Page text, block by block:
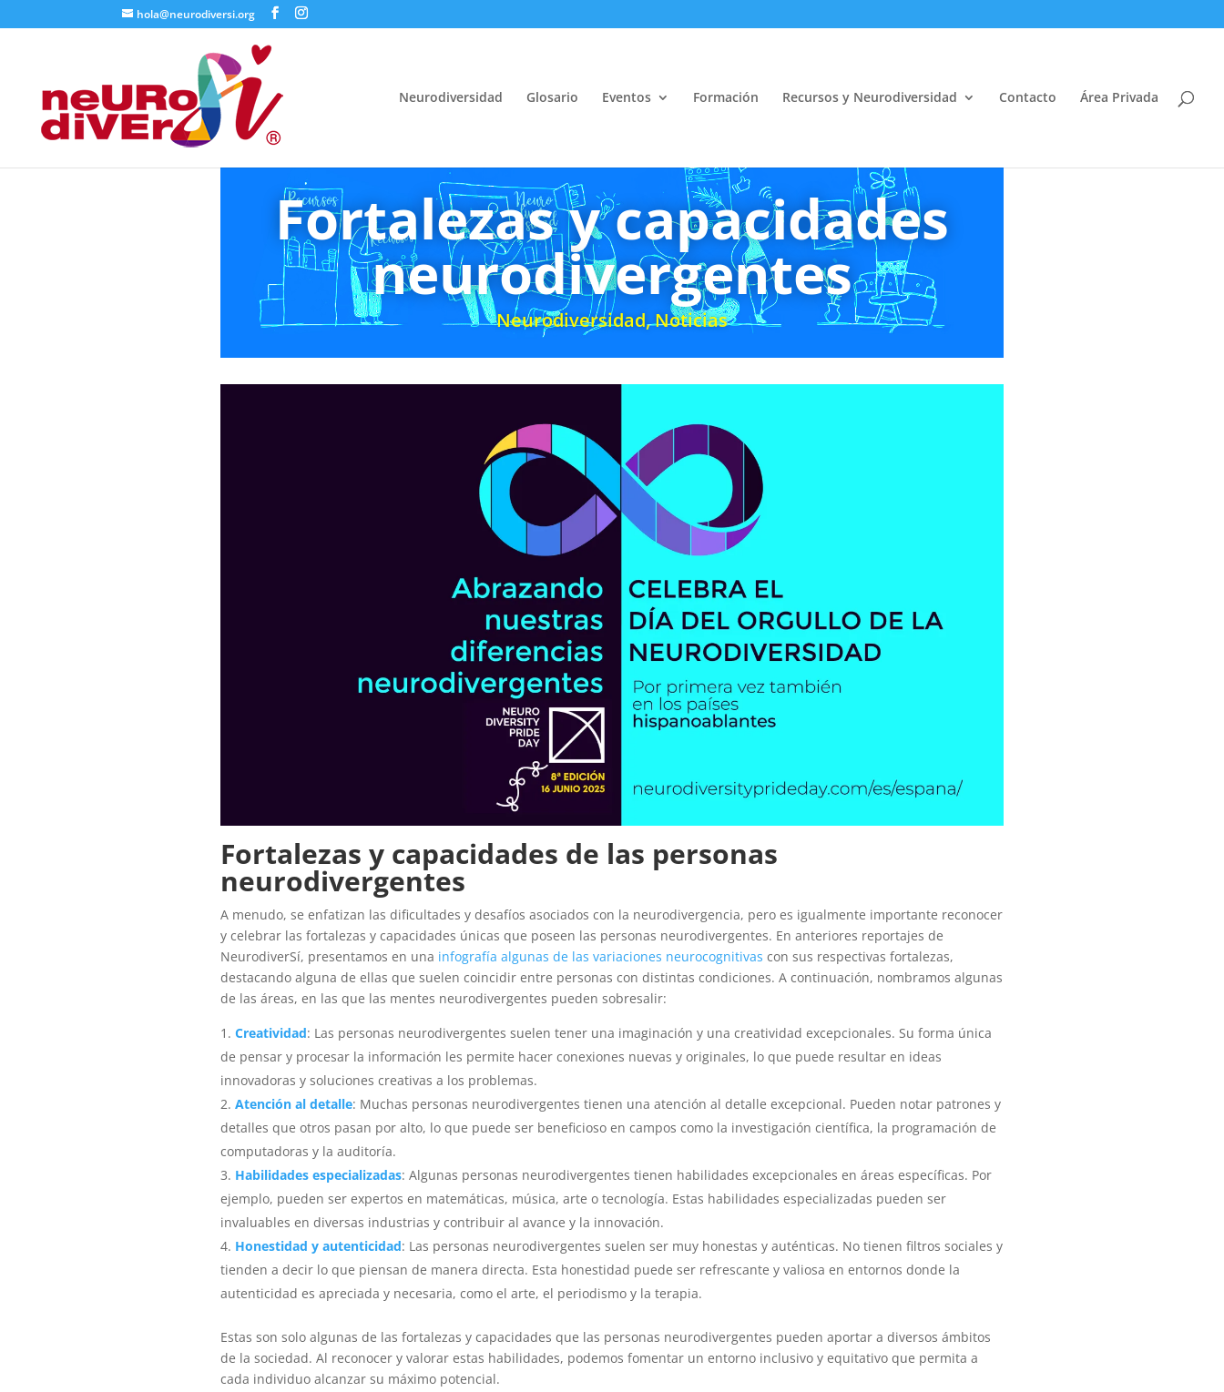
hola@neurodiversi.org
Neurodiversidad Glosario Eventos Formación Recursos y Neurodiversidad Contacto Área Privada
Fortalezas y capacidades
neurodivergentes
Neurodiversidad,Noticias
Fortalezas y capacidades de las personas
neurodivergentes
A menudo, se enfatizan las dificultades y desafíos asociados con la neurodivergencia, pero es igualmente importante reconocer
y celebrar las fortalezas y capacidades únicas que poseen las personas neurodivergentes. En anteriores reportajes de
NeurodiverSí, presentamos en una infografía algunas de las variaciones neurocognitivas con sus respectivas fortalezas,
destacando alguna de ellas que suelen coincidir entre personas con distintas condiciones. A continuación, nombramos algunas
de las áreas, en las que las mentes neurodivergentes pueden sobresalir:
Creatividad: Las personas neurodivergentes suelen tener una imaginación y una creatividad excepcionales. Su forma única
de pensar y procesar la información les permite hacer conexiones nuevas y originales, lo que puede resultar en ideas
innovadoras y soluciones creativas a los problemas.
Atención al detalle: Muchas personas neurodivergentes tienen una atención al detalle excepcional. Pueden notar patrones y
detalles que otros pasan por alto, lo que puede ser beneficioso en campos como la investigación científica, la programación de
computadoras y la auditoría.
Habilidades especializadas: Algunas personas neurodivergentes tienen habilidades excepcionales en áreas específicas. Por
ejemplo, pueden ser expertos en matemáticas, música, arte o tecnología. Estas habilidades especializadas pueden ser
invaluables en diversas industrias y contribuir al avance y la innovación.
Honestidad y autenticidad: Las personas neurodivergentes suelen ser muy honestas y auténticas. No tienen filtros sociales y
tienden a decir lo que piensan de manera directa. Esta honestidad puede ser refrescante y valiosa en entornos donde la
autenticidad es apreciada y necesaria, como el arte, el periodismo y la terapia.
Estas son solo algunas de las fortalezas y capacidades que las personas neurodivergentes pueden aportar a diversos ámbitos
de la sociedad. Al reconocer y valorar estas habilidades, podemos fomentar un entorno inclusivo y equitativo que permita a
cada individuo alcanzar su máximo potencial.